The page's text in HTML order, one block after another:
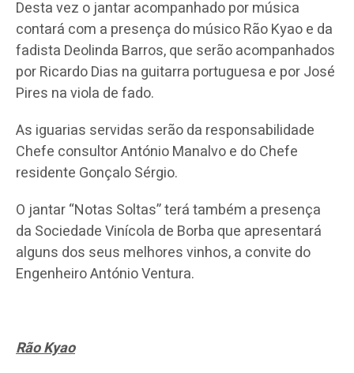
Desta vez o jantar acompanhado por música
contará com a presença do músico Rão Kyao e da
fadista Deolinda Barros, que serão acompanhados
por Ricardo Dias na guitarra portuguesa e por José
Pires na viola de fado.
As iguarias servidas serão da responsabilidade
Chefe consultor António Manalvo e do Chefe
residente Gonçalo Sérgio.
O jantar “Notas Soltas” terá também a presença
da Sociedade Vinícola de Borba que apresentará
alguns dos seus melhores vinhos, a convite do
Engenheiro António Ventura.
Rão Kyao